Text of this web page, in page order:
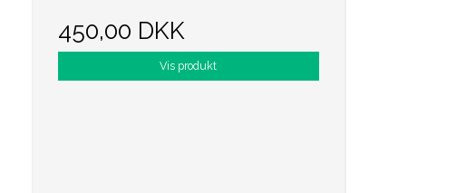
450,00 DKK
Vis produkt